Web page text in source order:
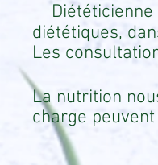
diététiques,
Les
La nutrition
charge